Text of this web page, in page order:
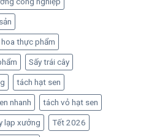
thực phẩm
Sấy trái cây
tách hạt sen
nhanh tách vỏ hạt sen
lạp xưởng Tết 2026